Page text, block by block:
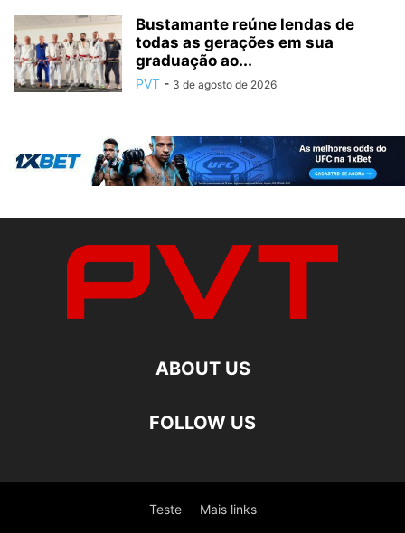
Bustamante reúne lendas de
todas as gerações em sua
graduação ao...
PVT - 3 de agosto de 2026
ABOUT US
FOLLOW US
Teste Mais links